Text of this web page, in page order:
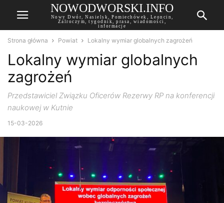
NOWODWORSKI.INFO
Nowy Dwór, Nasielsk, Pomiechówek, Leoncin,
Zalroczym, tygodnik, prasa, wiadomości,
informacje
Strona główna Powiat Lokalny wymiar globalnych zagrożeń
Lokalny wymiar globalnych
zagrożeń
Przedstawiciel Związku Oficerów Rezerwy RP na konferencji
naukowej w Kutnie
15-03-2026